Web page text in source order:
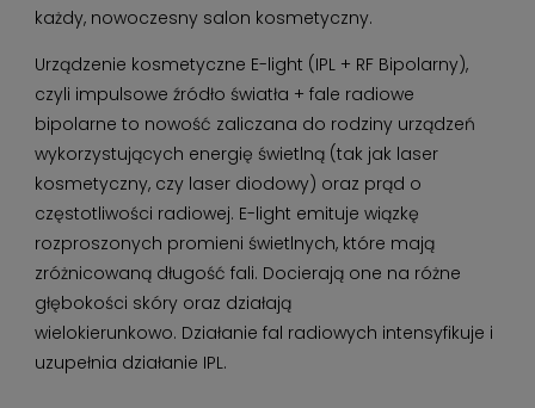
każdy, nowoczesny salon kosmetyczny.
Urządzenie kosmetyczne E-light (IPL + RF Bipolarny),
czyli impulsowe źródło światła + fale radiowe
bipolarne to nowość zaliczana do rodziny urządzeń
wykorzystujących energię świetlną (tak jak laser
kosmetyczny, czy laser diodowy) oraz prąd o
częstotliwości radiowej. E-light emituje wiązkę
rozproszonych promieni świetlnych, które mają
zróżnicowaną długość fali. Docierają one na różne
głębokości skóry oraz działają
wielokierunkowo. Działanie fal radiowych intensyfikuje i
uzupełnia działanie IPL.